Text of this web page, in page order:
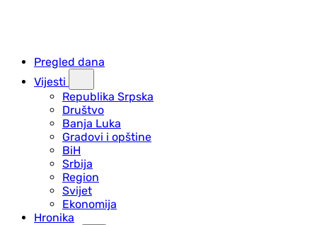
Pregled dana
Vijesti
Republika Srpska
Društvo
Banja Luka
Gradovi i opštine
BiH
Srbija
Region
Svijet
Ekonomija
Hronika